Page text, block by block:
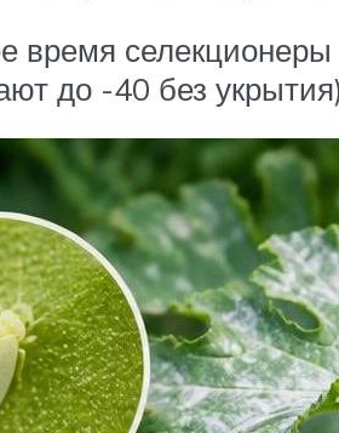
время
до -40 без